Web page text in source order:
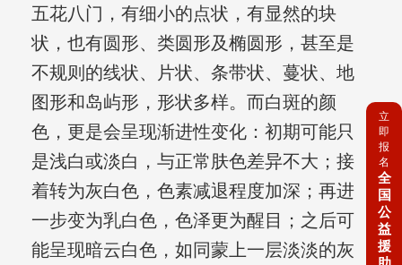
五花八门，有细小的点状，有显然的块
状，也有圆形、类圆形及椭圆形，甚至是
不规则的线状、片状、条带状、蔓状、地
图形和岛屿形，形状多样。而白斑的颜
色，更是会呈现渐进性变化：初期可能只
是浅白或淡白，与正常肤色差异不大；接
着转为灰白色，色素减退程度加深；再进
一步变为乳白色，色泽更为醒目；之后可
能呈现暗云白色，如同蒙上一层淡淡的灰
立
即
报
名
全
国
公
益
援